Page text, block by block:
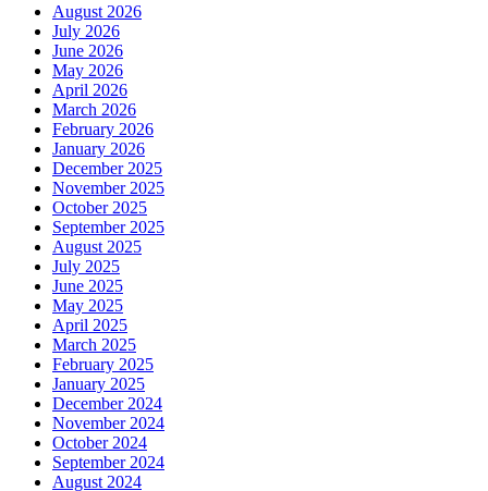
August 2026
July 2026
June 2026
May 2026
April 2026
March 2026
February 2026
January 2026
December 2025
November 2025
October 2025
September 2025
August 2025
July 2025
June 2025
May 2025
April 2025
March 2025
February 2025
January 2025
December 2024
November 2024
October 2024
September 2024
August 2024